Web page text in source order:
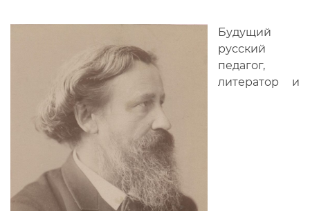
Будущий
русский
педагог,
литератор и